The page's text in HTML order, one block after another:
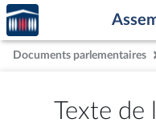
Aller au contenu
Aller en bas de la page
Accèder
à la
page
d'accueil
Documents parlementaires
Texte de